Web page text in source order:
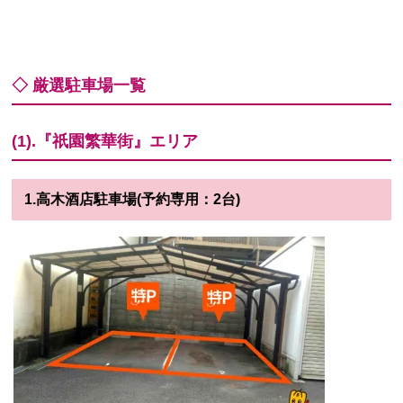
◇ 厳選駐車場一覧
(1).『祇園繁華街』エリア
1.高木酒店駐車場(予約専用：2台)